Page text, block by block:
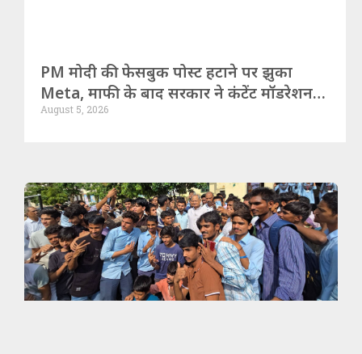
PM मोदी की फेसबुक पोस्ट हटाने पर झुका
Meta, माफी के बाद सरकार ने कंटेंट मॉडरेशन
और एल्गोरिदम पर कड़े सवाल उठाए!
August 5, 2026